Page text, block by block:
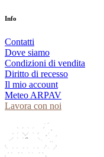
Info
Contatti
Dove siamo
Condizioni di vendita
Diritto di recesso
Il mio account
Meteo ARPAV
Lavora con noi